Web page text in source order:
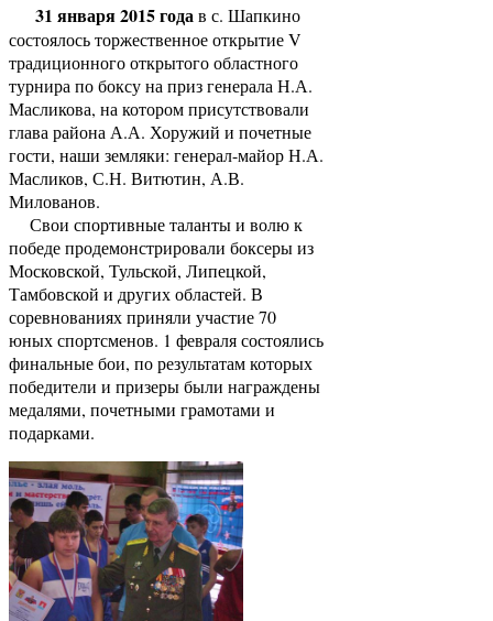
31 января 2015 года в с. Шапкино
состоялось торжественное открытие V
традиционного открытого областного
турнира по боксу на приз генерала Н.А.
Масликова, на котором присутствовали
глава района А.А. Хоружий и почетные
гости, наши земляки: генерал-майор Н.А.
Масликов, С.Н. Витютин, А.В.
Милованов.
Свои спортивные таланты и волю к
победе продемонстрировали боксеры из
Московской, Тульской, Липецкой,
Тамбовской и других областей. В
соревнованиях приняли участие 70
юных спортсменов. 1 февраля состоялись
финальные бои, по результатам которых
победители и призеры были награждены
медалями, почетными грамотами и
подарками.